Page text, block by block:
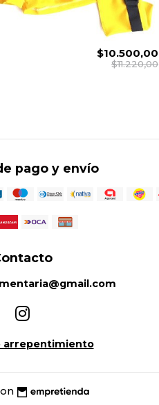
$10.500,00
$11.220,00
pago y envío
arrepentimiento